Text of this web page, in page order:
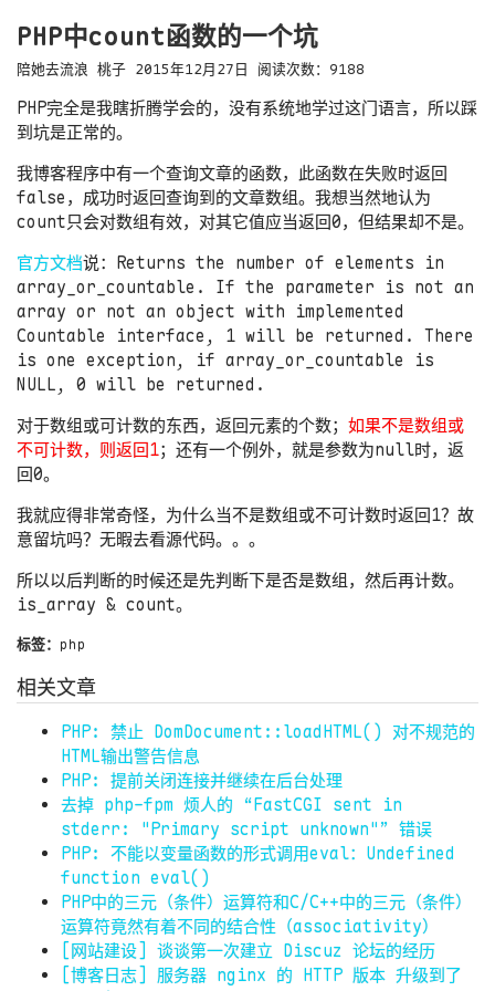
PHP中count函数的一个坑
陪她去流浪 桃子 2015年12月27日 阅读次数： 9188
PHP完全是我瞎折腾学会的，没有系统地学过这门语言，所以踩
到坑是正常的。
我博客程序中有一个查询文章的函数，此函数在失败时返回
false，成功时返回查询到的文章数组。我想当然地认为
count只会对数组有效，对其它值应当返回0，但结果却不是。
官方文档说：Returns the number of elements in
array_or_countable. If the parameter is not an
array or not an object with implemented
Countable interface, 1 will be returned. There
is one exception, if array_or_countable is
NULL, 0 will be returned.
对于数组或可计数的东西，返回元素的个数； 如果不是数组或
不可计数，则返回1；还有一个例外，就是参数为null时，返
回0。
我就应得非常奇怪，为什么当不是数组或不可计数时返回1？故
意留坑吗？无暇去看源代码。。。
所以以后判断的时候还是先判断下是否是数组，然后再计数。
is_array & count。
标签： php
相关文章
PHP: 禁止 DomDocument::loadHTML() 对不规范的
HTML输出警告信息
PHP: 提前关闭连接并继续在后台处理
去掉 php-fpm 烦人的 “FastCGI sent in
stderr: "Primary script unknown"” 错误
PHP: 不能以变量函数的形式调用eval：Undefined
function eval()
PHP中的三元（条件）运算符和C/C++中的三元（条件）
运算符竟然有着不同的结合性（associativity）
[网站建设] 谈谈第一次建立 Discuz 论坛的经历
[博客日志] 服务器 nginx 的 HTTP 版本 升级到了